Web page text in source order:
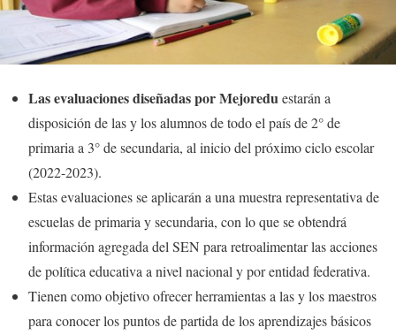
Las evaluaciones diseñadas por Mejoreduestarán a
disposición de las y los alumnos de todo el país de 2° de
primaria a 3° de secundaria, al inicio del próximo ciclo escolar
(2022-2023).
Estas evaluaciones se aplicarán a una muestra representativa de
escuelas de primaria y secundaria, con lo que se obtendrá
información agregada del SEN para retroalimentar las acciones
de política educativa a nivel nacional y por entidad federativa.
Tienen como objetivo ofrecer herramientas a las y los maestros
para conocer los puntos de partida de los aprendizajes básicos